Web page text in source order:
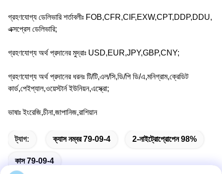
গ্রহণযোগ্য ডেলিভারি শর্তাবলীঃ FOB,CFR,CIF,EXW,CPT,DDP,DDU,
এক্সপ্রেস ডেলিভারি;
গ্রহণযোগ্য অর্থ প্রদানের মুদ্রাঃ USD,EUR,JPY,GBP,CNY;
গ্রহণযোগ্য অর্থ প্রদানের ধরনঃ টি/টি,এল/সি,ডি/পি ডি/এ,মনিগ্রাম,ক্রেডিট
কার্ড,পেইপ্যাল,ওয়েস্টার্ন ইউনিয়ন,এস্ক্রো;
ভাষাঃ ইংরেজি,চীনা,জাপানিজ,রাশিয়ান
ট্যাগ: ক্যাস নম্বর 79-09-4 2-নাইট্রোপ্রোপেন 98%
কাস 79-09-4